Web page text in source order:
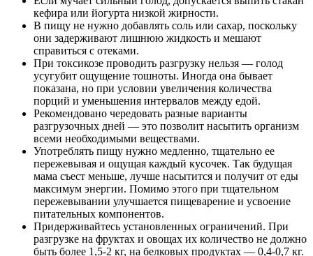
кефира или йогурта низкой жирности.
В пищу не нужно добавлять соль или сахар, поскольку
они задерживают лишнюю жидкость и мешают
справиться с отеками.
При токсикозе проводить разгрузку нельзя — голод
усугубит ощущение тошноты. Иногда она бывает
показана, но при условии увеличения количества
порций и уменьшения интервалов между едой.
Рекомендовано чередовать разные варианты
разгрузочных дней — это позволит насытить организм
всеми необходимыми веществами.
Употреблять пищу нужно медленно, тщательно ее
пережевывая и ощущая каждый кусочек. Так будущая
мама съест меньше, лучше насытится и получит от еды
максимум энергии. Помимо этого при тщательном
пережевывании улучшается пищеварение и усвоение
питательных компонентов.
Придерживайтесь установленных ограничений. При
разгрузке на фруктах и овощах их количество не должно
быть более 1,5-2 кг, на белковых продуктах — 0,4-0,7 кг.